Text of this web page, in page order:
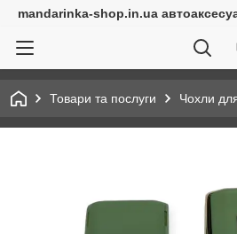
mandarinka-shop.in.ua
Товари та послуги Чохли